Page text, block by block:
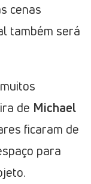
cenas
também será
de Michael
ficaram de
para